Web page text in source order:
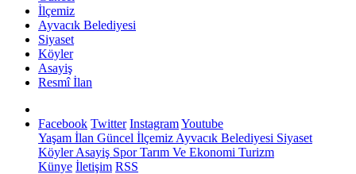
İlçemiz
Ayvacık Belediyesi
Siyaset
Köyler
Asayiş
Resmî İlan
Facebook Twitter InstagramYoutube
Yaşam İlan Güncel İlçemiz Ayvacık Belediyesi Siyaset
KöylerAsayiş SporTarım Ve Ekonomi Turizm
Künye İletişim RSS